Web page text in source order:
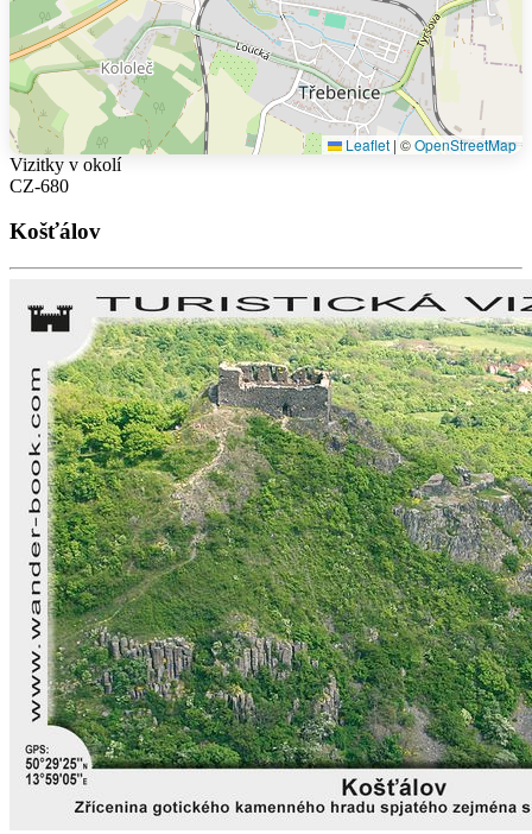
Leaflet | ©OpenStreetMap
Vizitky v okolí
CZ-680
Košťálov